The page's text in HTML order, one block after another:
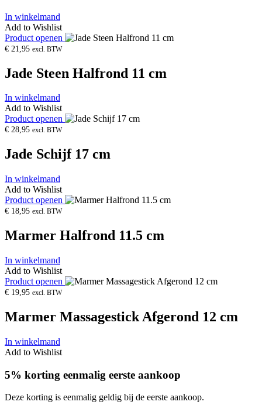
In winkelmand
Add to Wishlist
Product openen
€ 21,95 excl. BTW
Jade Steen Halfrond 11 cm
In winkelmand
Add to Wishlist
Product openen
€ 28,95 excl. BTW
Jade Schijf 17 cm
In winkelmand
Add to Wishlist
Product openen
€ 18,95 excl. BTW
Marmer Halfrond 11.5 cm
In winkelmand
Add to Wishlist
Product openen
€ 19,95 excl. BTW
Marmer Massagestick Afgerond 12 cm
In winkelmand
Add to Wishlist
5% korting eenmalig eerste aankoop
Deze korting is eenmalig geldig bij de eerste aankoop.